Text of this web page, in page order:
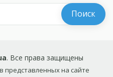
. Все права защищены
представленных на сайте